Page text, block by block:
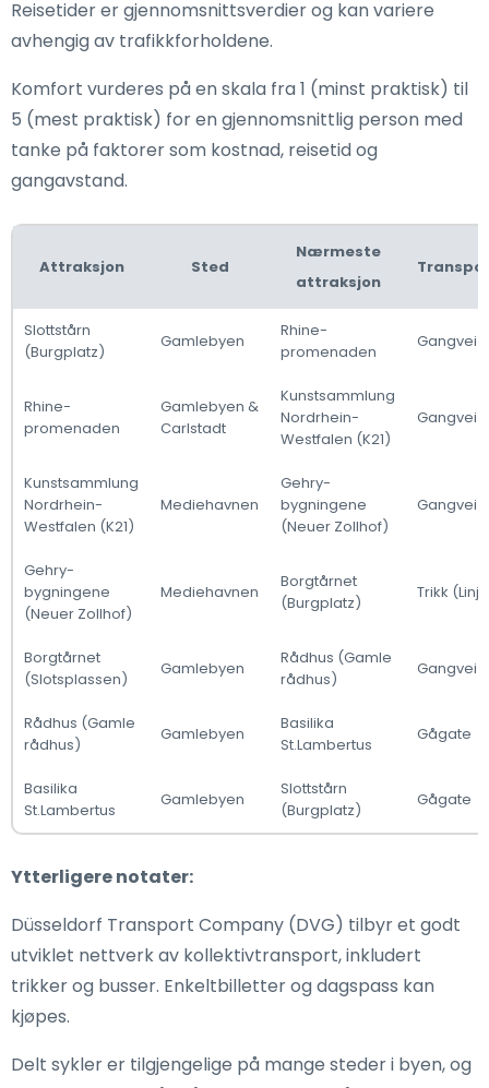
Reisetider er gjennomsnittsverdier og kan variere
avhengig av trafikkforholdene.
Komfort vurderes på en skala fra 1 (minst praktisk) til
5 (mest praktisk) for en gjennomsnittlig person med
tanke på faktorer som kostnad, reisetid og
gangavstand.
Attraksjon Sted
Nærmeste
attraksjon
Slottstårn
(Burgplatz)
Gamlebyen
Rhine-
promenaden
Gangvei
Rhine-
promenaden
Gamlebyen &
Carlstadt
Kunstsammlung
Nordrhein-
Westfalen (K21)
Gangvei
Kunstsammlung
Nordrhein-
Westfalen (K21)
Mediehavnen
Gehry-
bygningene
(Neuer Zollhof)
Gangvei
Gehry-
bygningene
(Neuer Zollhof)
Mediehavnen
Borgtårnet
(Burgplatz)
Trikk
Borgtårnet
(Slotsplassen)
Gamlebyen
Rådhus (Gamle
rådhus)
Gangvei
Rådhus (Gamle
rådhus)
Gamlebyen
Basilika
St.Lambertus
Gågate
Basilika
St.Lambertus
Gamlebyen
Slottstårn
(Burgplatz)
Gågate
Ytterligere notater:
Düsseldorf Transport Company (DVG) tilbyr et godt
utviklet nettverk av kollektivtransport, inkludert
trikker og busser. Enkeltbilletter og dagspass kan
kjøpes.
Delt sykler er tilgjengelige på mange steder i byen, og